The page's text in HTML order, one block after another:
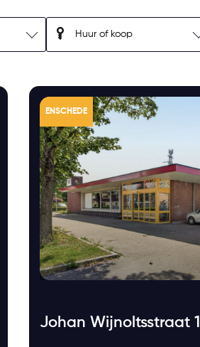
ENSCHEDE
Johan Wijnoltsstraat